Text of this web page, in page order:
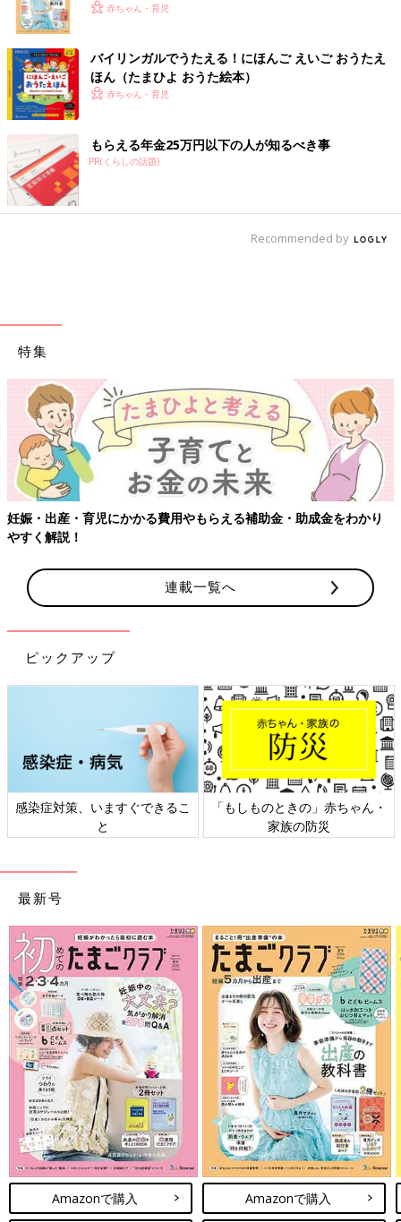
赤ちゃん・育児
バイリンガルでうたえる！にほんご えいご おうたえ
ほん（たまひよ おうた絵本）
赤ちゃん・育児
もらえる年金25万円以下の人が知るべき事
PR(くらしの話題)
Recommended by
特集
【ワクチン接種できるものも】妊婦の感染症対策、知っておいて！
連載一覧へ
ピックアップ
日本外来小児科学会リーフレッ
ト検討会
六星占術 細木かおりさんの人生
相談
最新号
Amazonで購入 Amazonで購入